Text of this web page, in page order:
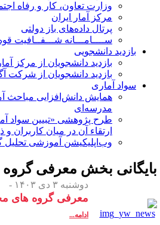
وزارت تعاون، کار و رفاه
مرکز آمار ایران
پرتال داده‌های باز دولتی
ســــامـــانه شـــفــافیت
بازدید دانشجویی
بازدید دانشجویان از مرکز آمار
بازدید دانشجویان از شرکت
سواد آماری
همایش دانش‌افزایی مباحث
مدرسه‌ای
طرح پژوهشی «تبیین سواد
ارتقاء آن در میان کاربران و
وب‌اپلیکیشن آموزشی تحلیل
بخشمعرفی گروه
دوشنبه ۳ دی ۱۴۰۳ -
معرفی گروه های
ادامه...